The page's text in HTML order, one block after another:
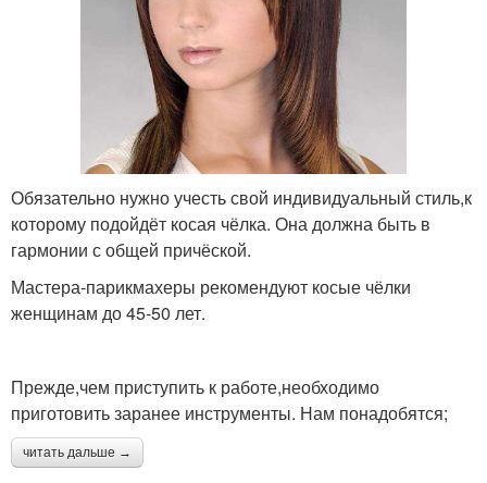
Обязательно нужно учесть свой индивидуальный стиль,к
которому подойдёт косая чёлка. Она должна быть в
гармонии с общей причёской.
Мастера-парикмахеры рекомендуют косые чёлки
женщинам до 45-50 лет.
Прежде,чем приступить к работе,необходимо
приготовить заранее инструменты. Нам понадобятся;
читать дальше →